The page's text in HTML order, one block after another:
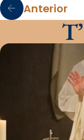
Anterior